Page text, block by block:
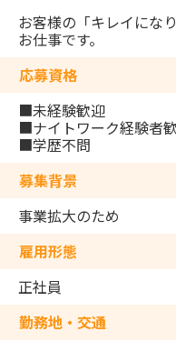
お客様の「キレイにな
お仕事です。
応募資格
■未経験歓迎
■ナイトワーク経験者
■学歴不問
募集背景
事業拡大のため
雇用形態
正社員
勤務地・交通